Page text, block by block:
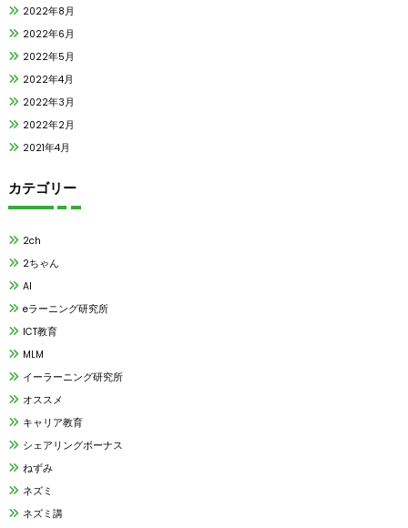
2022年8月
2022年6月
2022年5月
2022年4月
2022年3月
2022年2月
2021年4月
カテゴリー
2ch
2ちゃん
AI
eラーニング研究所
ICT教育
MLM
イーラーニング研究所
オススメ
キャリア教育
シェアリングボーナス
ねずみ
ネズミ
ネズミ講